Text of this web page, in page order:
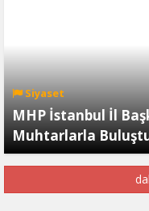
Siyaset
MHP İstanbul İl
Muhtarlarla